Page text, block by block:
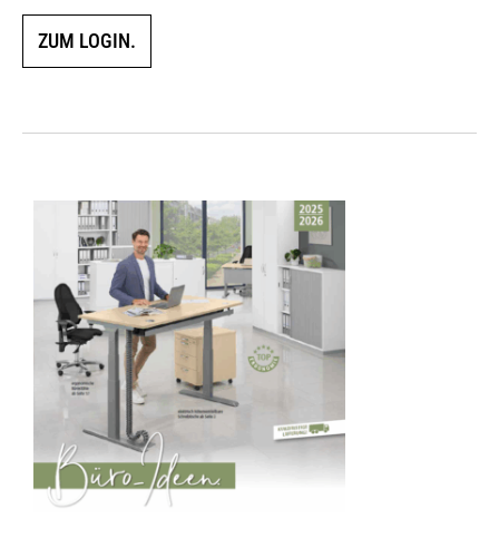
ZUM LOGIN.